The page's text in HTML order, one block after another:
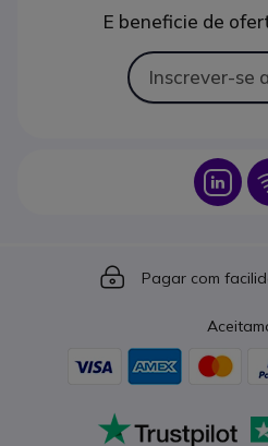
E beneficie de
Inscrever-se
Icon
Icon
Pagar com